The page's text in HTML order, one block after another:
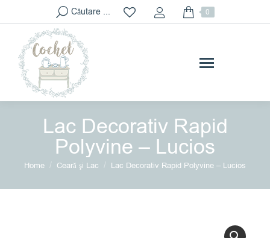
Search:Căutare ... 0
Lac Decorativ Rapid
Polyvine – Lucios
You are here:
Home Ceară şi Lac Lac Decorativ Rapid Polyvine – Lucios